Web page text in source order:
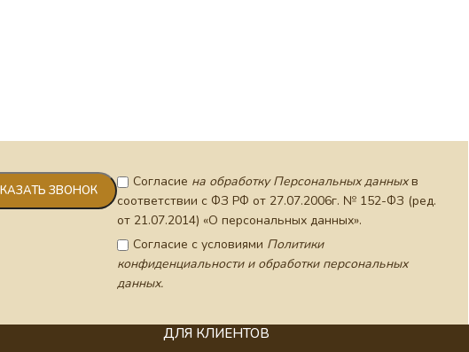
Согласие на обработку Персональных данныхв
соответствии с ФЗ РФ от 27.07.2006г. № 152-ФЗ (ред.
от 21.07.2014) «О персональных данных».
Согласие с условиями Политики
конфиденциальности и обработки персональных
данных.
ДЛЯ КЛИЕНТОВ